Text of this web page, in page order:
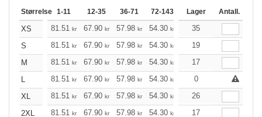
Størrelse 1-11 12-35 36-71 72-143 144-287 288 +
Lager Antall.
XS 81.51 kr 67.90 kr 57.98 kr 54.30 kr 51.62
35
S
81.51 kr 67.90 kr 57.98 kr 54.30 kr 51.62
19
M
81.51 kr 67.90 kr 57.98 kr 54.30 kr 51.62
17
L
81.51 kr 67.90 kr 57.98 kr 54.30 kr 51.62 51.18kr
0
XL
81.51 kr 67.90 kr 57.98 kr 54.30 kr 51.62
26
2XL
81.51 kr 67.90 kr 57.98 kr 54.30 kr 51.62
17